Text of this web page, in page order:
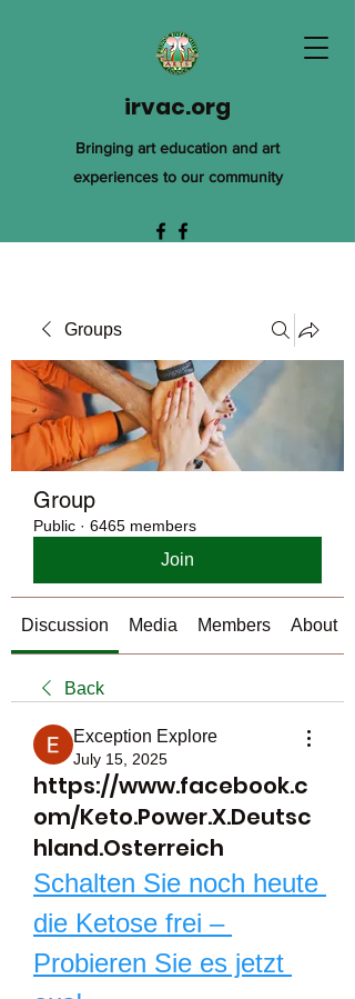
irvac.org
Bringing art education and art
experiences to our community
Groups
Group
Public · 6465 members
Join
Discussion Media Members About
Back
Exception Explore
July 15, 2025
https://www.facebook.c
om/Keto.Power.X.Deutsc
hland.Osterreich
Schalten Sie noch heute
die Ketose frei –
Probieren Sie es jetzt